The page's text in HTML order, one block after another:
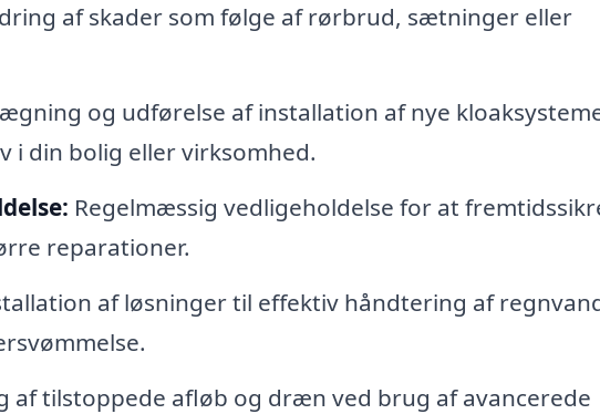
af skader som følge af rørbrud, sætninger eller
og udførelse af installation af nye
i din bolig eller virksomhed.
Regelmæssig vedligeholdelse for at
reparationer.
af løsninger til effektiv håndtering af
af tilstoppede afløb og dræn ved brug af avancerede